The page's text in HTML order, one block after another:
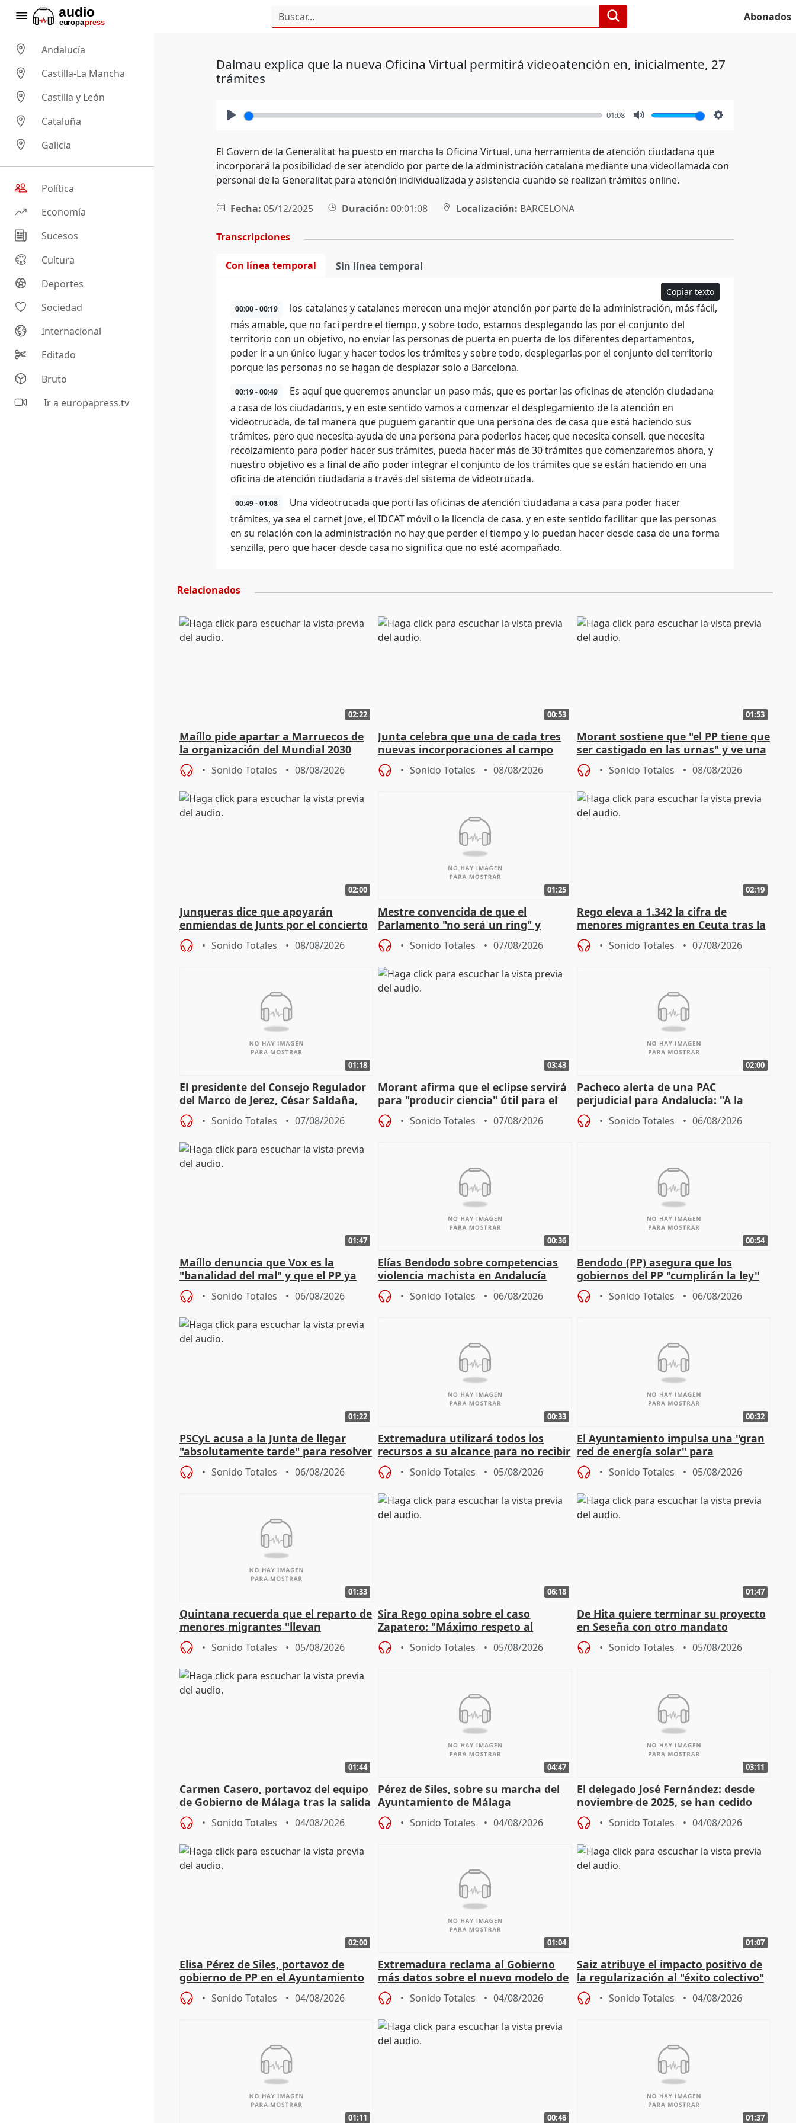
Abonados
Andalucía
Castilla-La Mancha
Castilla y León
Cataluña
Galicia
Política
Economía
Sucesos
Cultura
Deportes
Sociedad
Internacional
Editado
Bruto
Ir a europapress.tv
Dalmau explica que la nueva Oficina Virtual permitirá videoatención en, inicialmente, 27
trámites
01:08
El Govern de la Generalitat ha puesto en marcha la Oficina Virtual, una herramienta de atención ciudadana que
incorporará la posibilidad de ser atendido por parte de la administración catalana mediante una videollamada con
personal de la Generalitat para atención individualizada y asistencia cuando se realizan trámites online.
Fecha: 05/12/2025 Duración: 00:01:08 Localización: BARCELONA
Transcripciones
Con línea temporal Sin línea temporal
Copiar texto
00:00 - 00:19
los catalanes y catalanes merecen una mejor atención por parte de la administración, más fácil,
más amable, que no faci perdre el tiempo, y sobre todo, estamos desplegando las por el conjunto del
territorio con un objetivo, no enviar las personas de puerta en puerta de los diferentes departamentos,
poder ir a un único lugar y hacer todos los trámites y sobre todo, desplegarlas por el conjunto del territorio
porque las personas no se hagan de desplazar solo a Barcelona.
00:19 - 00:49
Es aquí que queremos anunciar un paso más, que es portar las oficinas de atención ciudadana
a casa de los ciudadanos, y en este sentido vamos a comenzar el desplegamiento de la atención en
videotrucada, de tal manera que puguem garantir que una persona des de casa que está haciendo sus
trámites, pero que necesita ayuda de una persona para poderlos hacer, que necesita consell, que necesita
recolzamiento para poder hacer sus trámites, pueda hacer más de 30 trámites que comenzaremos ahora, y
nuestro objetivo es a final de año poder integrar el conjunto de los trámites que se están haciendo en una
oficina de atención ciudadana a través del sistema de videotrucada.
00:49 - 01:08
Una videotrucada que porti las oficinas de atención ciudadana a casa para poder hacer
trámites, ya sea el carnet jove, el IDCAT móvil o la licencia de casa. y en este sentido facilitar que las personas
en su relación con la administración no hay que perder el tiempo y lo puedan hacer desde casa de una forma
senzilla, pero que hacer desde casa no significa que no esté acompañado.
Relacionados
02:22
Maíllo pide apartar a Marruecos de
la organización del Mundial 2030
Sonido Totales 08/08/2026
00:53
Junta celebra que una de cada tres
nuevas incorporaciones al campo
andaluz son mujeres jóvenes
Sonido Totales 08/08/2026
01:53
Morant sostiene que "el PP tiene que
ser castigado en las urnas" y ve una
"pulsión de cambio"
Sonido Totales 08/08/2026
02:00
Junqueras dice que apoyarán
enmiendas de Junts por el concierto
en el trámite de financiación
Sonido Totales 08/08/2026
01:25
Mestre convencida de que el
Parlamento "no será un ring" y
defiende "estabilidad" del pacto con
Vox
Sonido Totales 07/08/2026
02:19
Rego eleva a 1.342 la cifra de
menores migrantes en Ceuta tras la
entrada masiva
Sonido Totales 07/08/2026
01:18
El presidente del Consejo Regulador
del Marco de Jerez, César Saldaña,
sobre exportaciones
Sonido Totales 07/08/2026
03:43
Morant afirma que el eclipse servirá
para "producir ciencia" útil para el
resto del mundo
Sonido Totales 07/08/2026
02:00
Pacheco alerta de una PAC
perjudicial para Andalucía: "A la
agricultura hay que protegerla"
Sonido Totales 06/08/2026
01:47
Maíllo denuncia que Vox es la
"banalidad del mal" y que el PP ya
asume todas sus tesis
Sonido Totales 06/08/2026
00:36
Elías Bendodo sobre competencias
violencia machista en Andalucía
Sonido Totales 06/08/2026
00:54
Bendodo (PP) asegura que los
gobiernos del PP "cumplirán la ley"
sobre los menores migrantes
Sonido Totales 06/08/2026
01:22
PSCyL acusa a la Junta de llegar
"absolutamente tarde" para resolver
problemas como Newcastle
Sonido Totales 06/08/2026
00:33
Extremadura utilizará todos los
recursos a su alcance para no recibir
más menores migrantes
Sonido Totales 05/08/2026
00:32
El Ayuntamiento impulsa una "gran
red de energía solar" para
autoconsumo
Sonido Totales 05/08/2026
01:33
Quintana recuerda que el reparto de
menores migrantes "llevan
aportación del Gobierno" central
Sonido Totales 05/08/2026
06:18
Sira Rego opina sobre el caso
Zapatero: "Máximo respeto al
proceso judicial"
Sonido Totales 05/08/2026
01:47
De Hita quiere terminar su proyecto
en Seseña con otro mandato
Sonido Totales 05/08/2026
01:44
Carmen Casero, portavoz del equipo
de Gobierno de Málaga tras la salida
de Pérez de Siles
Sonido Totales 04/08/2026
04:47
Pérez de Siles, sobre su marcha del
Ayuntamiento de Málaga
Sonido Totales 04/08/2026
03:11
El delegado José Fernández: desde
noviembre de 2025, se han cedido
9.810 ayudas por nacimiento
Sonido Totales 04/08/2026
02:00
Elisa Pérez de Siles, portavoz de
gobierno de PP en el Ayuntamiento
de Málaga, deja la política
Sonido Totales 04/08/2026
01:04
Extremadura reclama al Gobierno
más datos sobre el nuevo modelo de
financiación
Sonido Totales 04/08/2026
01:07
Saiz atribuye el impacto positivo de
la regularización al "éxito colectivo"
del Gobierno
Sonido Totales 04/08/2026
01:11 00:46 01:37